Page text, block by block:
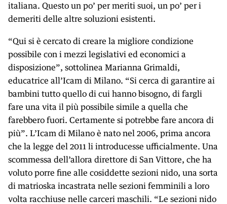
italiana. Questo un po’ per meriti suoi, un po’ per i
demeriti delle altre soluzioni esistenti.
“Qui si è cercato di creare la migliore condizione
possibile con i mezzi legislativi ed economici a
disposizione”, sottolinea Marianna Grimaldi,
educatrice all’Icam di Milano. “Si cerca di garantire ai
bambini tutto quello di cui hanno bisogno, di fargli
fare una vita il più possibile simile a quella che
farebbero fuori. Certamente si potrebbe fare ancora di
più”. L’Icam di Milano è nato nel 2006, prima ancora
che la legge del 2011 li introducesse ufficialmente. Una
scommessa dell’allora direttore di San Vittore, che ha
voluto porre fine alle cosiddette sezioni nido, una sorta
di matrioska incastrata nelle sezioni femminili a loro
volta racchiuse nelle carceri maschili. “Le sezioni nido